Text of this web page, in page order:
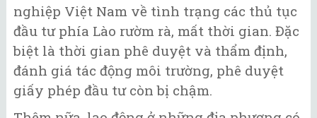
nghiệp Việt Nam về tình trạng các thủ tục
đầu tư phía Lào rườm rà, mất thời gian. Đặc
biệt là thời gian phê duyệt và thẩm định,
đánh giá tác động môi trường, phê duyệt
giấy phép đầu tư còn bị chậm.